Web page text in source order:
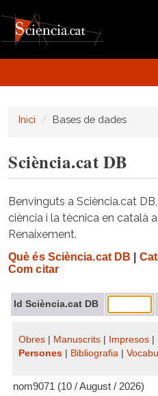
Inici Bases de dades
Sciència.cat DB
Benvinguts a Sciència.cat
ciència i la tècnica en català
Renaixement.
Què és Sciència.cat DB
Com citar
Id Sciència.cat DB
Obres Manuscrits Impresos
Persones
Bibliografia
nom9071 (10 / August / 2026)